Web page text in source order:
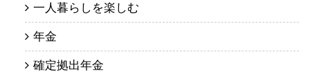
一人暮らしを楽しむ
年金
確定拠出年金